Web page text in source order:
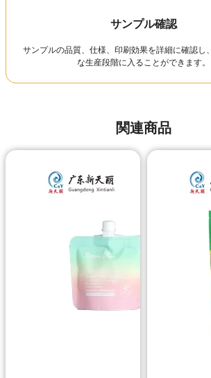
サンプル確認
サンプルの品質、仕様、印刷効果を詳細に確認し
な生産段階に入ることができます。
関連商品